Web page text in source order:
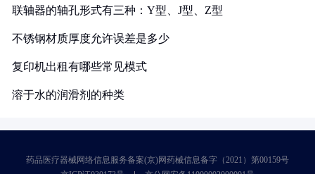
联轴器的轴孔形式有三种：Y型、J型、Z型
不锈钢材质厚度允许误差是多少
复印机出租有哪些常见模式
溶于水的润滑剂的种类
药品医疗器械网络信息服务备案(京)网药械信息备字（2021）第00159号